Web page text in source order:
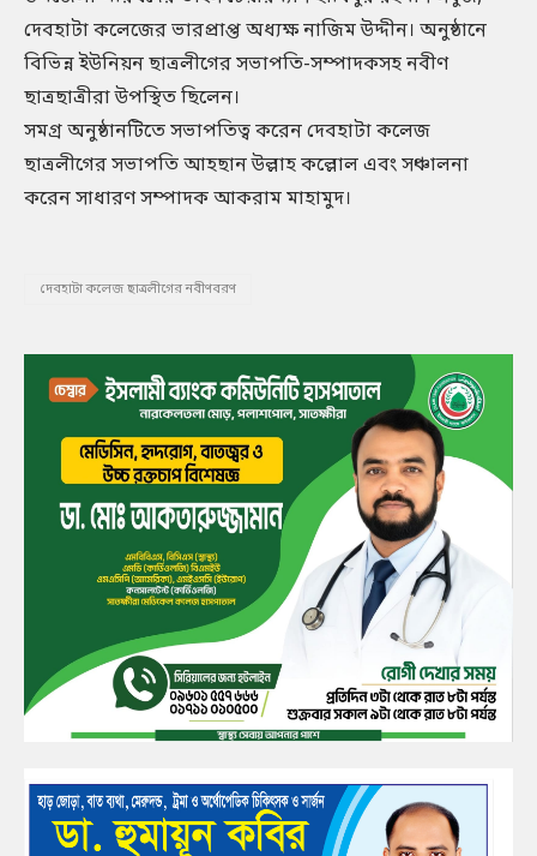
দেবহাটা কলেজের ভারপ্রাপ্ত অধ্যক্ষ নাজিম উদ্দীন। অনুষ্ঠানে
বিভিন্ন ইউনিয়ন ছাত্রলীগের সভাপতি-সম্পাদকসহ নবীণ
ছাত্রছাত্রীরা উপস্থিত ছিলেন।
সমগ্র অনুষ্ঠানটিতে সভাপতিত্ব করেন দেবহাটা কলেজ
ছাত্রলীগের সভাপতি আহছান উল্লাহ কল্লোল এবং সঞ্চালনা
করেন সাধারণ সম্পাদক আকরাম মাহামুদ।
দেবহাটা কলেজ ছাত্রলীগের নবীণবরণ